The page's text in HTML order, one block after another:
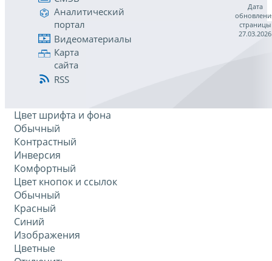
Аналитический
портал
Видеоматериалы
Карта
сайта
RSS
Дата
страницы
27.03.2026
Цвет шрифта и фона
Обычный
Контрастный
Инверсия
Комфортный
Цвет кнопок и ссылок
Обычный
Красный
Синий
Изображения
Цветные